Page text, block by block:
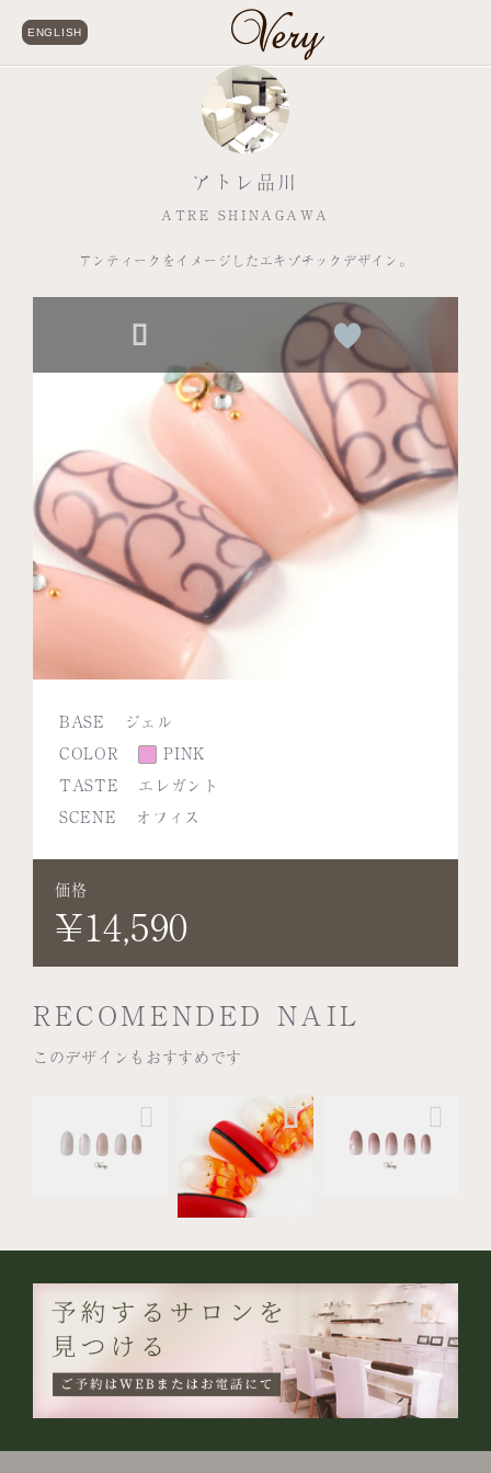
ENGLISH
アトレ品川
ATRE SHINAGAWA
アンティークをイメージしたエキゾチックデザイン。
BASE
ジェル
COLOR
PINK
TASTE
エレガント
SCENE
オフィス
価格
¥14,590
1
RECOMENDED NAIL
このデザインもおすすめです